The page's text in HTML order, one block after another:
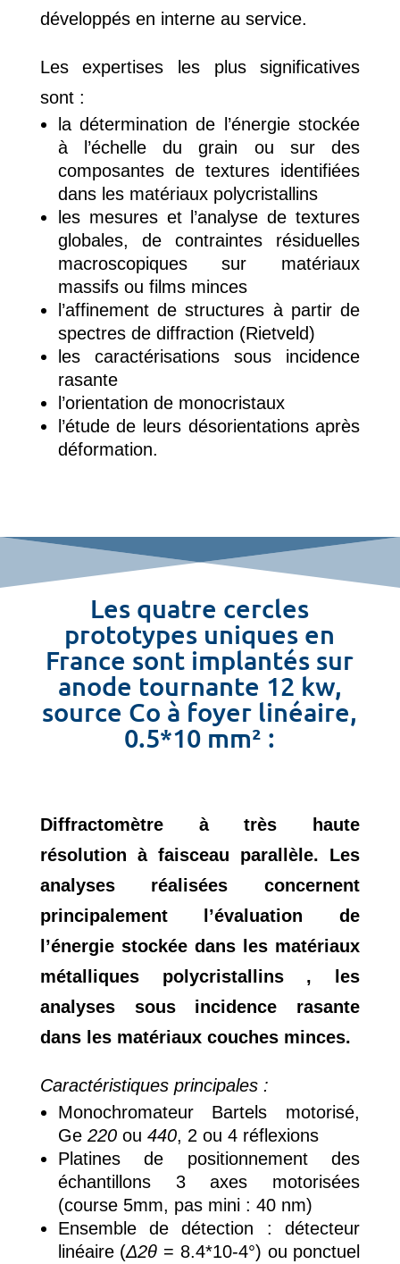
développés en interne au service.
Les expertises les plus significatives
sont :
la détermination de l’énergie stockée
à l’échelle du grain ou sur des
composantes de textures identifiées
dans les matériaux polycristallins
les mesures et l’analyse de textures
globales, de contraintes résiduelles
macroscopiques sur matériaux
massifs ou films minces
l’affinement de structures à partir de
spectres de diffraction (Rietveld)
les caractérisations sous incidence
rasante
l’orientation de monocristaux
l’étude de leurs désorientations après
déformation.
Les quatre cercles
prototypes uniques en
France sont implantés sur
anode tournante 12 kw,
source Co à foyer linéaire,
0.5*10 mm² :
Diffractomètre à très haute
résolution à faisceau parallèle. Les
analyses réalisées concernent
principalement l’évaluation de
l’énergie stockée dans les matériaux
métalliques polycristallins , les
analyses sous incidence rasante
dans les matériaux couches minces.
Caractéristiques principales :
Monochromateur Bartels motorisé,
Ge 220ou 440, 2 ou 4 réflexions
Platines de positionnement des
échantillons 3 axes motorisées
(course 5mm, pas mini : 40 nm)
Ensemble de détection : détecteur
linéaire (Δ2θ = 8.4*10-4°) ou ponctuel